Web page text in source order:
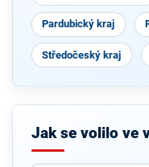
Pardubický kraj
Středočeský kraj
Jak se volilo ve